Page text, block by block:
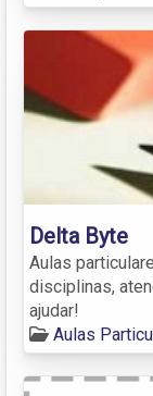
Delta Byte
Aulas
disciplinas,
ajudar!
Aulas